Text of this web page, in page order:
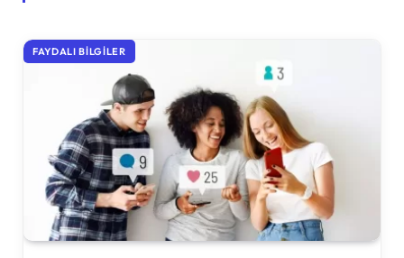
FAYDALI BILGILER